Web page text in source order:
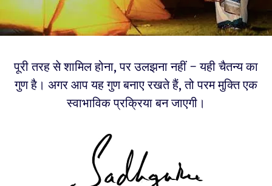
पूरी तरह से शामिल होना, पर उलझना नहीं – यही चैतन्य का
गुण है। अगर आप यह गुण बनाए रखते हैं, तो परम मुक्ति एक
स्वाभाविक प्रक्रिया बन जाएगी।